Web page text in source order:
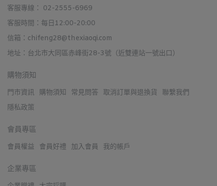
客服專線： 02-2555-6969
客服時間：每日12:00-20:00
信箱：chifeng28@thexiaoqi.com
地址：台北市大同區赤峰街28-3號（近雙連站一號出口）
購物須知
門市資訊 購物須知 常見問答 取消訂單與退換貨
聯繫我們
隱私政策
會員專區
會員權益 會員好禮 加入會員 我的帳戶
企業專區